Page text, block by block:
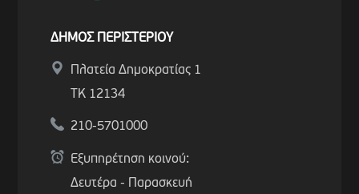
ΔΗΜΟΣ ΠΕΡΙΣΤΕΡΙΟΥ
Πλατεία Δημοκρατίας 1
ΤΚ 12134
210-5701000
Εξυπηρέτηση κοινού:
Δευτέρα - Παρασκευή